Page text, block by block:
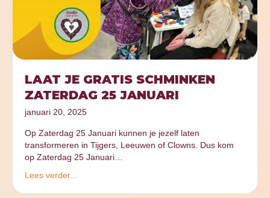
LAAT JE GRATIS SCHMINKEN
ZATERDAG 25 JANUARI
januari 20, 2025
Op Zaterdag 25 Januari kunnen je jezelf laten
transformeren in Tijgers, Leeuwen of Clowns. Dus kom
op Zaterdag 25 Januari…
Lees verder...